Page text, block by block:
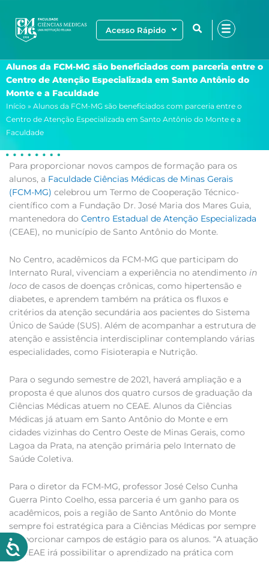
para
Acesso Rápido
Alunos da FCM-MG são beneficiados com parceria entre o
Centro de Atenção Especializada em Santo Antônio do
Monte e a Faculdade
Início » Alunos da FCM-MG são beneficiados com parceria entre o
Centro de Atenção Especializada em Santo Antônio do Monte e a
Faculdade
Para proporcionar novos campos de formação para os
alunos, a Faculdade Ciências Médicas de Minas Gerais
(FCM-MG) celebrou um Termo de Cooperação Técnico-
científico com a Fundação Dr. José Maria dos Mares Guia,
mantenedora do Centro Estadual de Atenção Especializada
(CEAE), no município de Santo Antônio do Monte.
No Centro, acadêmicos da FCM-MG que participam do
Internato Rural, vivenciam a experiência no atendimento in
loco de casos de doenças crônicas, como hipertensão e
diabetes, e aprendem também na prática os fluxos e
critérios da atenção secundária aos pacientes do Sistema
Único de Saúde (SUS). Além de acompanhar a estrutura de
atenção e assistência interdisciplinar contemplando várias
especialidades, como Fisioterapia e Nutrição.
Para o segundo semestre de 2021, haverá ampliação e a
proposta é que alunos dos quatro cursos de graduação da
Ciências Médicas atuem no CEAE. Alunos da Ciências
Médicas já atuam em Santo Antônio do Monte e em
cidades vizinhas do Centro Oeste de Minas Gerais, como
Lagoa da Prata, na atenção primária pelo Internato de
Saúde Coletiva.
Para o diretor da FCM-MG, professor José Celso Cunha
Guerra Pinto Coelho, essa parceria é um ganho para os
acadêmicos, pois a região de Santo Antônio do Monte
sempre foi estratégica para a Ciências Médicas por sempre
proporcionar campos de estágio para os alunos. “A atuação
no CEAE irá possibilitar o aprendizado na prática com